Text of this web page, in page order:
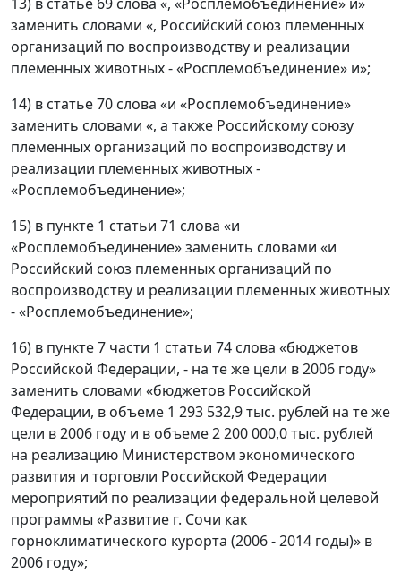
13) в статье 69 слова «, «Росплемобъединение» и»
заменить словами «, Российский союз племенных
организаций по воспроизводству и реализации
племенных животных - «Росплемобъединение» и»;
14) в статье 70 слова «и «Росплемобъединение»
заменить словами «, а также Российскому союзу
племенных организаций по воспроизводству и
реализации племенных животных -
«Росплемобъединение»;
15) в пункте 1 статьи 71 слова «и
«Росплемобъединение» заменить словами «и
Российский союз племенных организаций по
воспроизводству и реализации племенных животных
- «Росплемобъединение»;
16) в пункте 7 части 1 статьи 74 слова «бюджетов
Российской Федерации, - на те же цели в 2006 году»
заменить словами «бюджетов Российской
Федерации, в объеме 1 293 532,9 тыс. рублей на те же
цели в 2006 году и в объеме 2 200 000,0 тыс. рублей
на реализацию Министерством экономического
развития и торговли Российской Федерации
мероприятий по реализации федеральной целевой
программы «Развитие г. Сочи как
горноклиматического курорта (2006 - 2014 годы)» в
2006 году»;